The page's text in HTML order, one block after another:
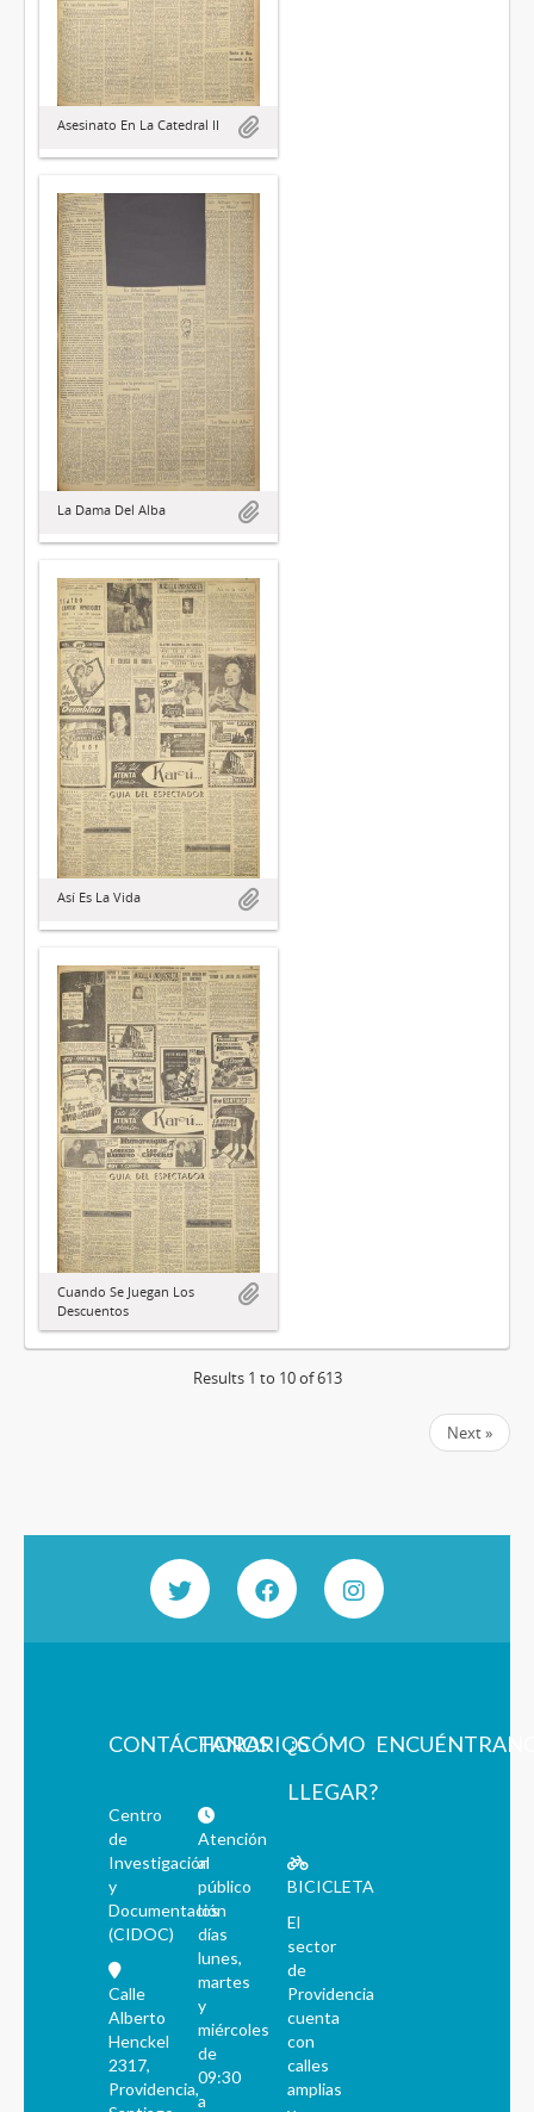
Asesinato En La Catedral II
La Dama Del Alba
Así Es La Vida
Cuando Se Juegan Los
Descuentos
Results 1 to 10 of 613
Next »
CONTÁCTANOS
Centro
de
Investigación
y
Documentación
(CIDOC)
Calle
Alberto
Henckel
2317,
Providencia,
HORARIOS
Atención
al
público
los
días
lunes,
martes
y
miércoles
de
09:30
a
¿CÓMO
LLEGAR?
BICICLETA
El
sector
de
Providencia
cuenta
con
calles
amplias